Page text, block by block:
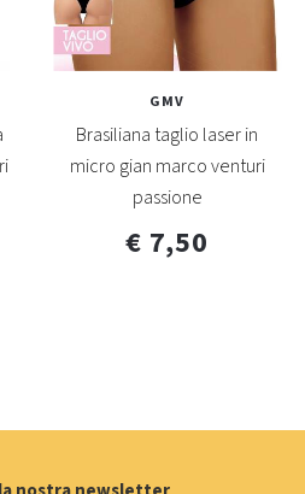
GMV
Brasiliana taglio laser in
micro gian marco venturi
passione
€ 7,50